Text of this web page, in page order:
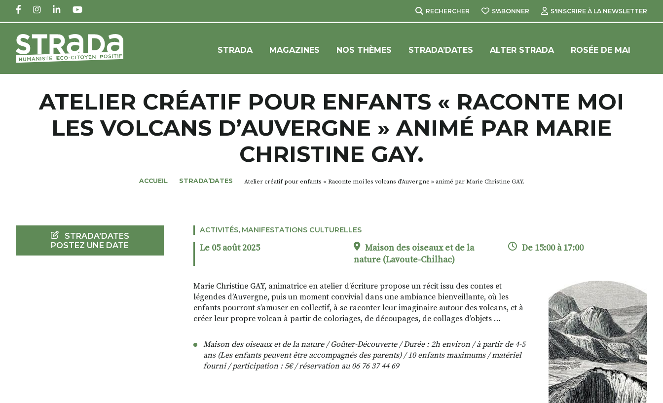
FACEBOOKINSTAGRAM
LINKEDINYOUTUBE RECHERCHER S'ABONNER S'INSCRIRE À LA NEWSLETTER
STRADA MAGAZINES NOS THÈMES STRADA’DATES ALTER STRADA ROSÉE DE MAI
ATELIER CRÉATIF POUR ENFANTS « RACONTE MOI
LES VOLCANS D’AUVERGNE » ANIMÉ PAR MARIE
CHRISTINE GAY.
ACCUEIL STRADA’DATES Atelier créatif pour enfants « Raconte moi les volcans d’Auvergne » animé par Marie Christine GAY.
ACTIVITÉS, MANIFESTATIONS CULTURELLES
Le 05 août 2025
Maison des oiseaux et de la
nature (Lavoute-Chilhac)
De 15:00 à 17:00
Marie Christine GAY, animatrice en atelier d’écriture propose un récit issu des contes et
légendes d’Auvergne, puis un moment convivial dans une ambiance bienveillante, où les
enfants pourront s’amuser en collectif, à se raconter leur imaginaire autour des volcans, et à
créer leur propre volcan à partir de coloriages, de découpages, de collages d’objets …
Maison des oiseaux et de la nature / Goûter-Découverte / Durée : 2h environ / à partir de 4-5
ans (Les enfants peuvent être accompagnés des parents) / 10 enfants maximums / matériel
fourni / participation : 5€ / réservation au 06 76 37 44 69
STRADA'DATES
POSTEZ UNE DATE